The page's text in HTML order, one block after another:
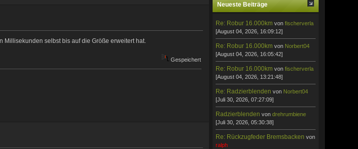
Millisekunden selbst bis auf die Größe erweitert hat.
Gespeichert
Neueste Beiträge
Re: Robur 16.000km vonfischerverla
[August 04, 2026, 16:09:12]
Re: Robur 16.000km von Norbert04
[August 04, 2026, 16:05:42]
Re: Robur 16.000km vonfischerverla
[August 04, 2026, 13:21:48]
Re: Radzierblendenvon Norbert04
[Juli 30, 2026, 07:27:09]
Radzierblendenvondrehrumbiene
[Juli 30, 2026, 05:30:38]
Re: Rückzugfeder Bremsbacken von
ralph